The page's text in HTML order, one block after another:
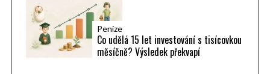
Peníze
Co udělá 15 let investování s tisícovkou
měsíčně? Výsledek překvapí